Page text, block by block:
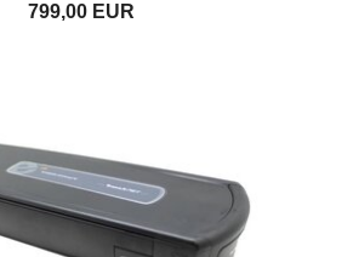
799,00 EUR